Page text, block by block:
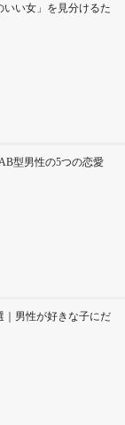
いい女」を見分けるた
型男性の5つの恋愛
｜男性が好きな子にだ